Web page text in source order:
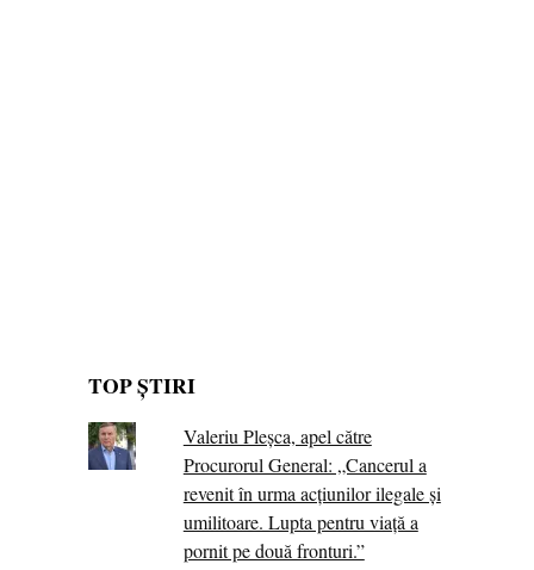
TOP ȘTIRI
Valeriu Pleșca, apel către
Procurorul General: „Cancerul a
revenit în urma acțiunilor ilegale și
umilitoare. Lupta pentru viață a
pornit pe două fronturi.”